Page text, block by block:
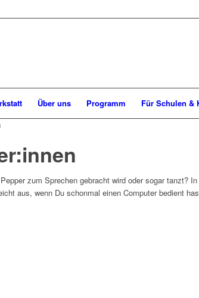
Über uns Programm Für Schulen &
zum Sprechen gebracht wird oder sogar tanzt?
aus, wenn Du schonmal einen Computer bedient